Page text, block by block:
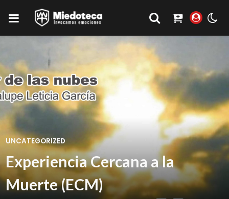
UNCATEGORIZED
Experiencia Cercana a la
Muerte (ECM)